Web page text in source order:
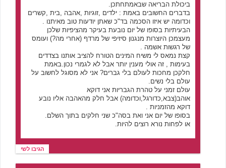
ביכולת הבריאה שבאמתחתכן.
בדברים החשובים באמת : ילדים ,זוגיות ,אהבה ,בית ,קשרים
וכדומה יש איזו הסכמה בד"כ שאתן יודעות טוב מאיתנו .
הבעיתיות בסופו של יום נובעת בעיקר מהציפיות שלכן
מעצמכן היוצרות מנגנון סיזיפי של מרדף (אחרי מה?) ועומס
של רגשות אשמה .
קצת נמאס לי משיח המינים הטורח להציב אותנו בצדדים
בעימות , זה אולי מענין יותר אבל לא לגמרי נכון.באמת
חלקכן מחכות לעולם בלי גברים? אני לא מסוגל לחשוב על
עולם בלי נשים.
עולם זמני על טהרת הגבריות אני דוקא
אוהב(צבא,כדורגל,וכדומה) אבל חלק מהאהבה אליו נובע
דוקא מהזמניות .
בסופו של יום אני ואת בסה"כ שני חלקים בתוך השלם.
או לפחות נורא רוצים להיות.
הגיבו לשי